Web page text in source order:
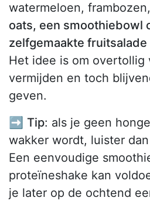
watermeloen,
oats, een smoothiebowl
zelfgemaakte
Het idee is om overtollig
vermijden en toch
geven.
➡️ Tip: als je geen
wakker wordt, luister
Een eenvoudige
proteïneshake kan
je later op de ochtend